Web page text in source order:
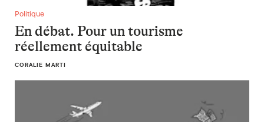
En débat. Pour un tourisme réellement équitable
Politique
En débat. Pour un tourisme
réellement équitable
CORALIE MARTI